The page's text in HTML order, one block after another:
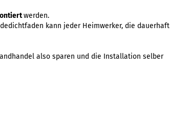
werden.
kann jeder Heimwerker, die dauerhaft
also sparen und die Installation selber